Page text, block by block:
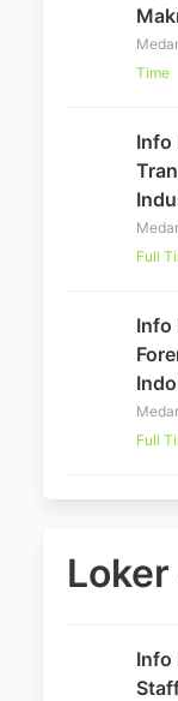
Time
Info
Full
Info
Full
Info